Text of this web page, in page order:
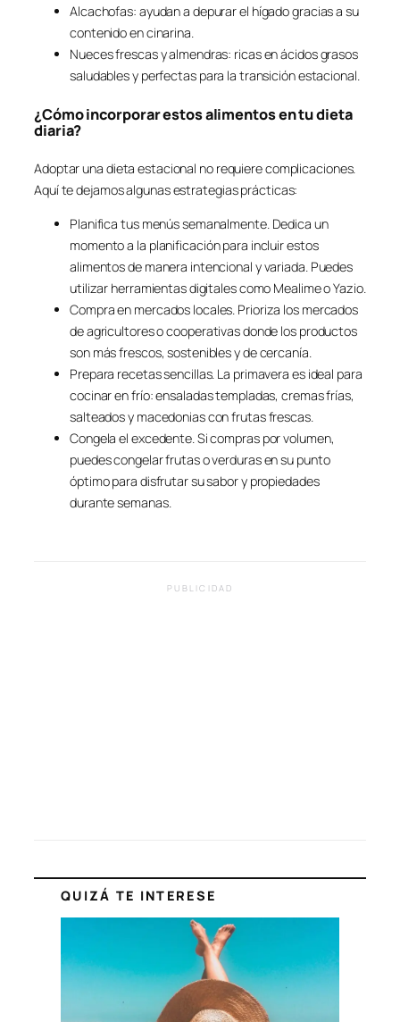
Alcachofas: ayudan a depurar el hígado gracias a su
contenido en cinarina.
Nueces frescas y almendras: ricas en ácidos grasos
saludables y perfectas para la transición estacional.
¿Cómo incorporar estos alimentos en tu dieta
diaria?
Adoptar una dieta estacional no requiere complicaciones.
Aquí te dejamos algunas estrategias prácticas:
Planifica tus menús semanalmente. Dedica un
momento a la planificación para incluir estos
alimentos de manera intencional y variada. Puedes
utilizar herramientas digitales como Mealime o Yazio.
Compra en mercados locales. Prioriza los mercados
de agricultores o cooperativas donde los productos
son más frescos, sostenibles y de cercanía.
Prepara recetas sencillas. La primavera es ideal para
cocinar en frío: ensaladas templadas, cremas frías,
salteados y macedonias con frutas frescas.
Congela el excedente. Si compras por volumen,
puedes congelar frutas o verduras en su punto
óptimo para disfrutar su sabor y propiedades
durante semanas.
PUBLICIDAD
QUIZÁ TE INTERESE